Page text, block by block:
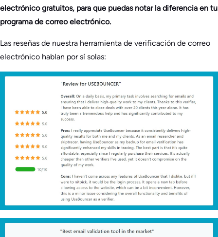
electrónico gratuitos, para que puedas notar la diferencia en tu
programa de correo electrónico.
Las reseñas de nuestra herramienta de verificación de correo
electrónico hablan por sí solas: